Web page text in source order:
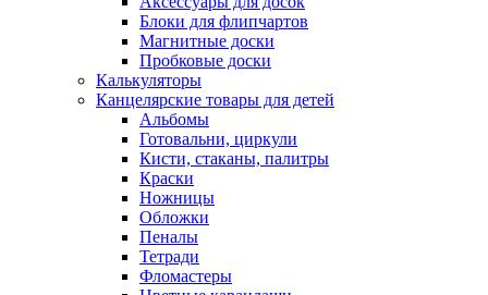
Блоки для флипчартов
Магнитные доски
Пробковые доски
Калькуляторы
Канцелярские товары для детей
Альбомы
Готовальни, циркули
Кисти, стаканы, палитры
Краски
Ножницы
Обложки
Пеналы
Тетради
Фломастеры